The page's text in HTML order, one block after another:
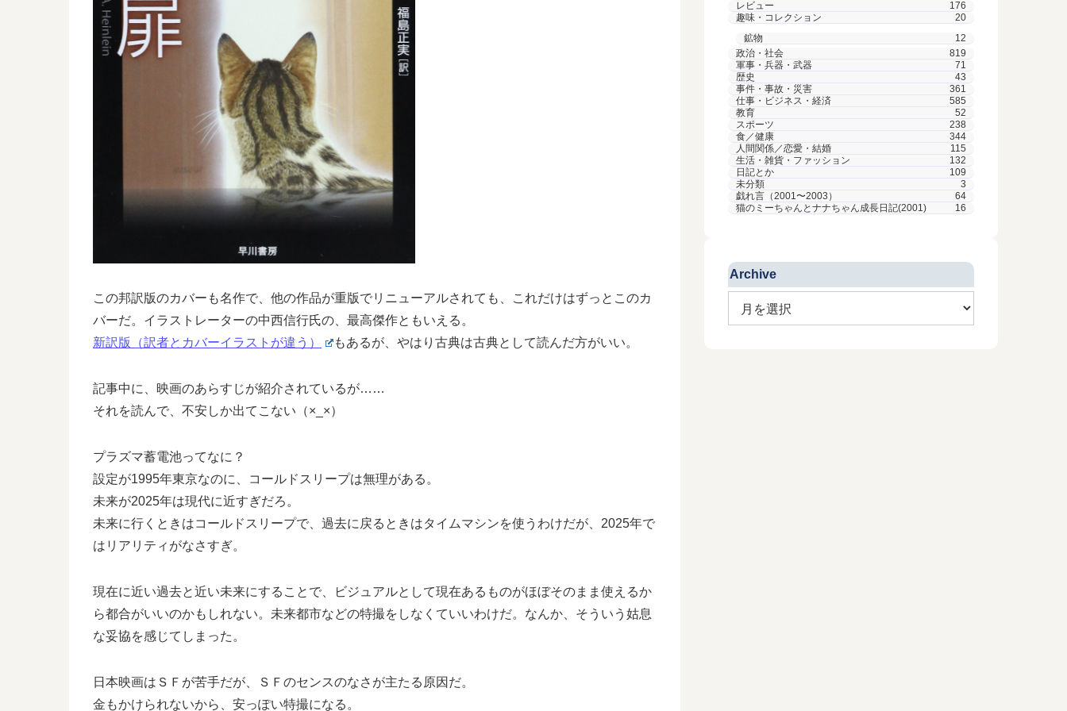
この邦訳版のカバーも名作で、他の作品が重版でリニューアルされても、これだけはずっとこのカ
バーだ。イラストレーターの中西信行氏の、最高傑作ともいえる。
新訳版（訳者とカバーイラストが違う）
もあるが、やはり古典は古典として読んだ方がいい。
記事中に、映画のあらすじが紹介されているが……
それを読んで、不安しか出てこない（×_×）
プラズマ蓄電池ってなに？
設定が1995年東京なのに、コールドスリープは無理がある。
未来が2025年は現代に近すぎだろ。
未来に行くときはコールドスリープで、過去に戻るときはタイムマシンを使うわけだが、2025年で
はリアリティがなさすぎ。
現在に近い過去と近い未来にすることで、ビジュアルとして現在あるものがほぼそのまま使えるか
ら都合がいいのかもしれない。未来都市などの特撮をしなくていいわけだ。なんか、そういう姑息
な妥協を感じてしまった。
日本映画はＳＦが苦手だが、ＳＦのセンスのなさが主たる原因だ。
金もかけられないから、安っぽい特撮になる。
レビュー
176
趣味・コレクション
20
鉱物
12
政治・社会
819
軍事・兵器・武器
71
歴史
43
事件・事故・災害
361
仕事・ビジネス・経済
585
教育
52
スポーツ
238
食／健康
344
人間関係／恋愛・結婚
115
生活・雑貨・ファッション
132
日記とか
109
未分類
3
戯れ言（2001〜2003）
64
猫のミーちゃんとナナちゃん成長日記(2001)
16
Archive